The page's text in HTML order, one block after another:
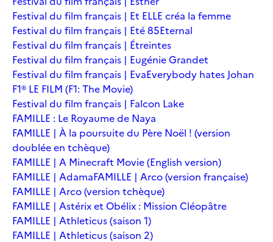
Festival du film français | Et ELLE créa la femme
Festival du film français | Eté 85Eternal
Festival du film français | Étreintes
Festival du film français | Eugénie Grandet
Festival du film français | EvaEverybody hates Johan
F1® LE FILM (F1: The Movie)
Festival du film français | Falcon Lake
FAMILLE : Le Royaume de Naya
FAMILLE | À la poursuite du Père Noël ! (version
doublée en tchèque)
FAMILLE | A Minecraft Movie (English version)
FAMILLE | AdamaFAMILLE | Arco (version française)
FAMILLE | Arco (version tchèque)
FAMILLE | Astérix et Obélix : Mission Cléopâtre
FAMILLE | Athleticus (saison 1)
FAMILLE | Athleticus (saison 2)